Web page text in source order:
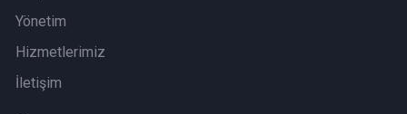
Yönetim
Hizmetlerimiz
İletişim